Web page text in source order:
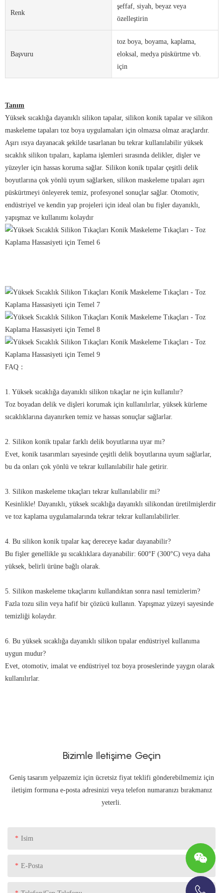
Renk
şeffaf, siyah, beyaz veya
özelleştirin
Başvuru
toz boya, boyama, kaplama,
eloksal, medya püskürtme vb.
için
Tanım
Yüksek sıcaklığa dayanıklı silikon tapalar, silikon konik tapalar ve silikon
maskeleme tapaları toz boya uygulamaları için olmazsa olmaz araçlardır.
Aşırı ısıya dayanacak şekilde tasarlanan bu tekrar kullanılabilir yüksek
sıcaklık silikon tıpaları, kaplama işlemleri sırasında delikler, dişler ve
yüzeyler için hassas koruma sağlar. Silikon konik tıpalar çeşitli delik
boyutlarına çok yönlü uyum sağlarken, silikon maskeleme tıpaları aşırı
püskürtmeyi önleyerek temiz, profesyonel sonuçlar sağlar. Otomotiv,
endüstriyel ve kendin yap projeleri için ideal olan bu fişler dayanıklı,
yapışmaz ve kullanımı kolaydır
FAQ：
1. Yüksek sıcaklığa dayanıklı silikon tıkaçlar ne için kullanılır?
Toz boyadan delik ve dişleri korumak için kullanılırlar, yüksek kürleme
sıcaklıklarına dayanırken temiz ve hassas sonuçlar sağlarlar.
2. Silikon konik tıpalar farklı delik boyutlarına uyar mı?
Evet, konik tasarımları sayesinde çeşitli delik boyutlarına uyum sağlarlar,
bu da onları çok yönlü ve tekrar kullanılabilir hale getirir.
3. Silikon maskeleme tıkaçları tekrar kullanılabilir mi?
Kesinlikle! Dayanıklı, yüksek sıcaklığa dayanıklı silikondan üretilmişlerdir
ve toz kaplama uygulamalarında tekrar tekrar kullanılabilirler.
4. Bu silikon konik tıpalar kaç dereceye kadar dayanabilir?
Bu fişler genellikle şu sıcaklıklara dayanabilir: 600°F (300°C) veya daha
yüksek, belirli ürüne bağlı olarak.
5. Silikon maskeleme tıkaçlarını kullandıktan sonra nasıl temizlerim?
Fazla tozu silin veya hafif bir çözücü kullanın. Yapışmaz yüzeyi sayesinde
temizliği kolaydır.
6. Bu yüksek sıcaklığa dayanıklı silikon tıpalar endüstriyel kullanıma
uygun mudur?
Evet, otomotiv, imalat ve endüstriyel toz boya proseslerinde yaygın olarak
kullanılırlar.
Bizimle Iletişime Geçin
Geniş tasarım yelpazemiz için ücretsiz fiyat teklifi gönderebilmemiz için
iletişim formuna e-posta adresinizi veya telefon numaranızı bırakmanız
yeterli.
Isim
E-Posta